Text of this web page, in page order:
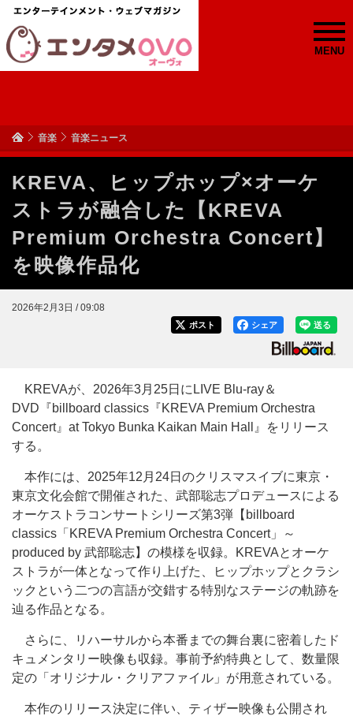
MENU
音楽 音楽ニュース
KREVA、ヒップホップ×オーケ
ストラが融合した【KREVA
Premium Orchestra Concert】
を映像作品化
2026年2月3日 / 09:08
送る
シェア
ポスト
KREVAが、2026年3月25日にLIVE Blu-ray＆
DVD『billboard classics『KREVA Premium Orchestra
Concert』at Tokyo Bunka Kaikan Main Hall』をリリース
する。
本作には、2025年12月24日のクリスマスイブに東京・
東京文化会館で開催された、武部聡志プロデュースによる
オーケストラコンサートシリーズ第3弾【billboard
classics「KREVA Premium Orchestra Concert」～
produced by 武部聡志】の模様を収録。KREVAとオーケ
ストラが一体となって作り上げた、ヒップホップとクラシ
ックという二つの言語が交錯する特別なステージの軌跡を
辿る作品となる。
さらに、リハーサルから本番までの舞台裏に密着したド
キュメンタリー映像も収録。事前予約特典として、数量限
定の「オリジナル・クリアファイル」が用意されている。
本作のリリース決定に伴い、ティザー映像も公開され